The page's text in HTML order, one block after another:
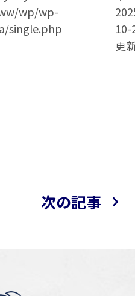
wp/wp-
single.php
10-
更
次の記事